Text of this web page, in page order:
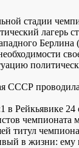
стадии
лагерь
Берлина
СССР
24
титул
в жизни: